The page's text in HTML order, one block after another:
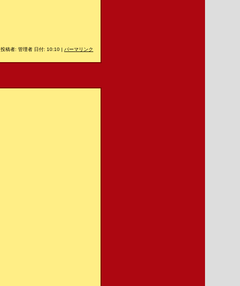
投稿者: 管理者 日付: 10:10 | パーマリンク